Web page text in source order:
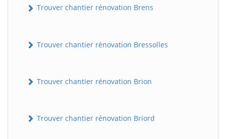
Trouver chantier rénovation Brens
Trouver chantier rénovation Bressolles
Trouver chantier rénovation Brion
Trouver chantier rénovation Briord